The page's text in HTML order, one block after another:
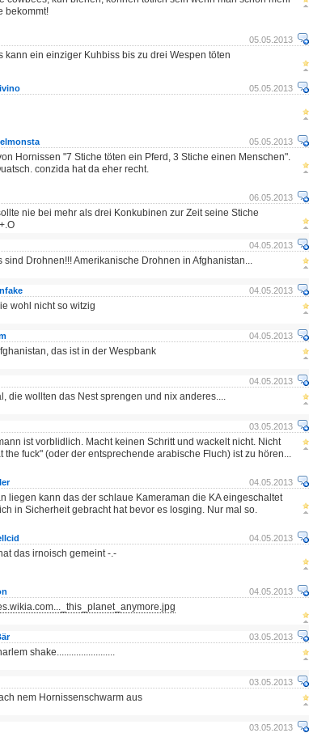
bekommt!
05.05.2013
kann ein einziger Kuhbiss bis zu drei Wespen töten
05.05.2013
05.05.2013
Hornissen "7 Stiche töten ein Pferd, 3 Stiche einen Menschen".
conzida hat da eher recht.
06.05.2013
nie bei mehr als drei Konkubinen zur Zeit seine Stiche
04.05.2013
sind Drohnen!!! Amerikanische Drohnen in Afghanistan...
04.05.2013
wohl nicht so witzig
04.05.2013
das ist in der Wespbank
04.05.2013
die wollten das Nest sprengen und nix anderes....
03.05.2013
ist vorblidlich. Macht keinen Schritt und wackelt nicht. Nicht
the fuck" (oder der entsprechende arabische Fluch) ist zu hören...
04.05.2013
liegen kann das der schlaue Kameraman die KA eingeschaltet
in Sicherheit gebracht hat bevor es losging. Nur mal so.
04.05.2013
das irnoisch gemeint -.-
04.05.2013
03.05.2013
shake........................
03.05.2013
nem Hornissenschwarm aus
03.05.2013